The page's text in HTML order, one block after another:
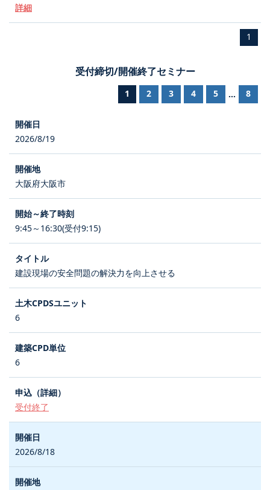
詳細
1
受付締切/開催終了セミナー
1 2 3 4 5 ... 8
2026/8/19
大阪府大阪市
9:45～16:30(受付9:15)
建設現場の安全問題の解決力を向上させる
6
6
受付終了
2026/8/18